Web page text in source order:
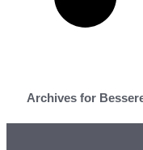
Archives for